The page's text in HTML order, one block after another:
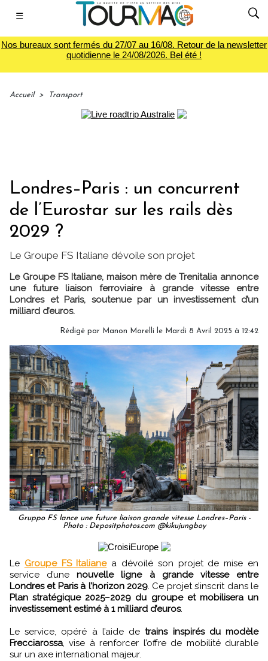
☰
Nos bureaux sont fermés du 27/07 au 16/08. Retour de la newsletter
quotidienne le 24/08/2026. Bel été !
Accueil > Transport
Londres–Paris : un concurrent
de l’Eurostar sur les rails dès
2029 ?
Le Groupe FS Italiane dévoile son projet
Le Groupe FS Italiane, maison mère de Trenitalia annonce
une future liaison ferroviaire à grande vitesse entre
Londres et Paris, soutenue par un investissement d’un
milliard d’euros.
Rédigé par Manon Morelli le Mardi 8 Avril 2025 à 12:42
Gruppo FS lance une future liaison grande vitesse Londres–Paris -
Photo : Depositphotos.com @kikujungboy
Le Groupe FS Italianea dévoilé son projet de mise en
service d’unenouvelle ligne à grande vitesse entre
Londres et Paris à l’horizon 2029. Ce projet s’inscrit dans le
Plan stratégique 2025–2029 du groupe et mobilisera un
investissement estimé à 1 milliard d’euros.
Le service, opéré à l’aide detrains inspirés du modèle
Frecciarossa, vise à renforcer l’offre de mobilité durable
sur un axe international majeur.